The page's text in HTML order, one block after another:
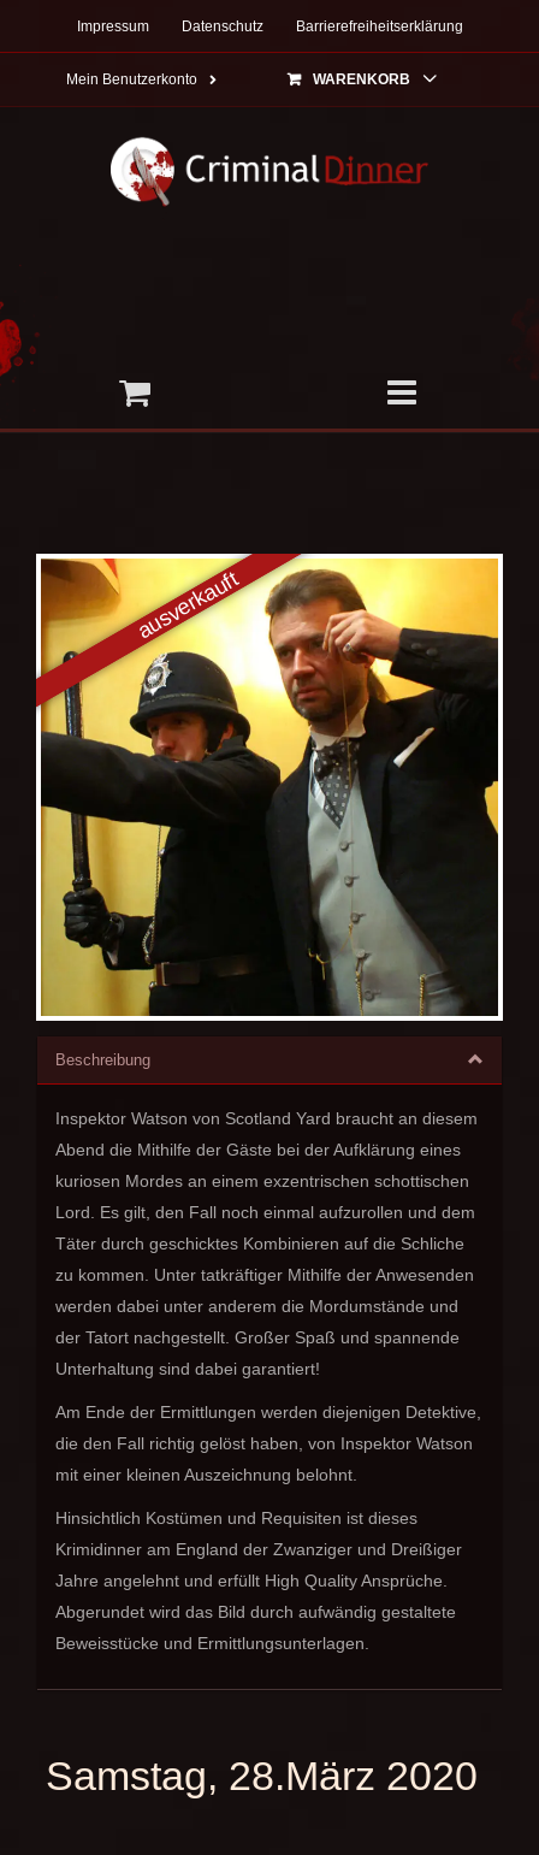
Impressum Datenschutz Barrierefreiheitserklärung
Mein Benutzerkonto WARENKORB
Beschreibung
Inspektor Watson von Scotland Yard braucht an diesem
Abend die Mithilfe der Gäste bei der Aufklärung eines
kuriosen Mordes an einem exzentrischen schottischen
Lord. Es gilt, den Fall noch einmal aufzurollen und dem
Täter durch geschicktes Kombinieren auf die Schliche
zu kommen. Unter tatkräftiger Mithilfe der Anwesenden
werden dabei unter anderem die Mordumstände und
der Tatort nachgestellt. Großer Spaß und spannende
Unterhaltung sind dabei garantiert!
Am Ende der Ermittlungen werden diejenigen Detektive,
die den Fall richtig gelöst haben, von Inspektor Watson
mit einer kleinen Auszeichnung belohnt.
Hinsichtlich Kostümen und Requisiten ist dieses
Krimidinner am England der Zwanziger und Dreißiger
Jahre angelehnt und erfüllt High Quality Ansprüche.
Abgerundet wird das Bild durch aufwändig gestaltete
Beweisstücke und Ermittlungsunterlagen.
Samstag, 28.März 2020